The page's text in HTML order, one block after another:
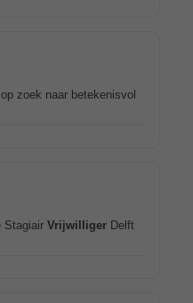
zoek naar betekenisvol
Stagiair Vrijwilliger Delft